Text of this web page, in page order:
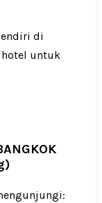
di
untuk